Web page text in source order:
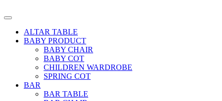
ALTAR TABLE
BABY PRODUCT
BABY CHAIR
BABY COT
CHILDREN WARDROBE
SPRING COT
BAR
BAR TABLE